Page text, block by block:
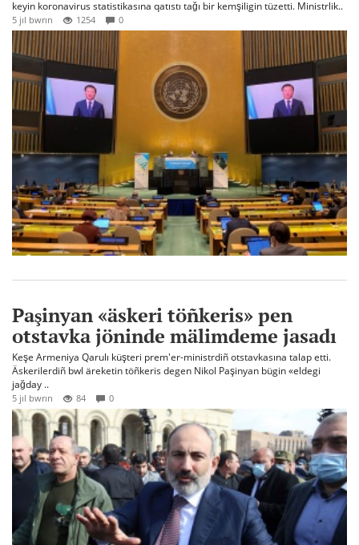
keyin koronavirus statistikasına qatıstı tağı bir kemşiligin tüzetti. Ministrlik..
5 jıl bwrın 1254 0
Paşinyan «äskeri töñkeris» pen
otstavka jöninde mälimdeme jasadı
Keşe Armeniya Qarulı küşteri prem'er-ministrdiñ otstavkasına talap etti.
Äskerilerdiñ bwl äreketin töñkeris degen Nikol Paşinyan bügin «eldegi
jağday ..
5 jıl bwrın 84 0